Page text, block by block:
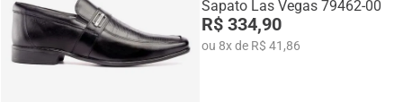
Sapato Las Vegas 79462-00
R$ 334,90
ou 8xde R$ 41,86